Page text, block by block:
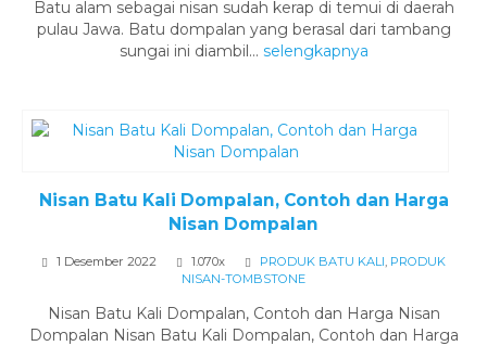
Batu alam sebagai nisan sudah kerap di temui di daerah
pulau Jawa. Batu dompalan yang berasal dari tambang
sungai ini diambil... selengkapnya
Nisan Batu Kali Dompalan, Contoh dan Harga
Nisan Dompalan
1 Desember 2022 1.070x PRODUK BATU KALI, PRODUK
NISAN-TOMBSTONE
Nisan Batu Kali Dompalan, Contoh dan Harga Nisan
Dompalan Nisan Batu Kali Dompalan, Contoh dan Harga